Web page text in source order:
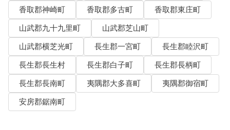
香取郡神崎町
香取郡多古町
香取郡東庄町
山武郡九十九里町
山武郡芝山町
山武郡横芝光町
長生郡一宮町
長生郡睦沢町
長生郡長生村
長生郡白子町
長生郡長柄町
長生郡長南町
夷隅郡大多喜町
夷隅郡御宿町
安房郡鋸南町